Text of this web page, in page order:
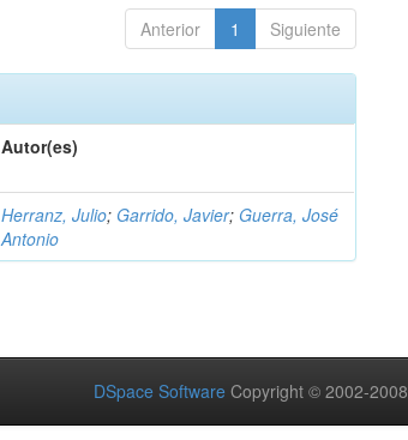
Anterior 1 Siguiente
Autor(es)
Herranz, Julio; Garrido, Javier; Guerra, José
Antonio
DSpace Software Copyright © 2002-2008